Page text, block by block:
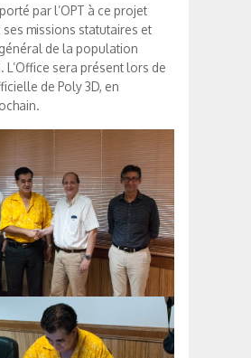
par l’OPT à ce projet
missions statutaires et
de la population
sera présent lors de
de Poly 3D, en